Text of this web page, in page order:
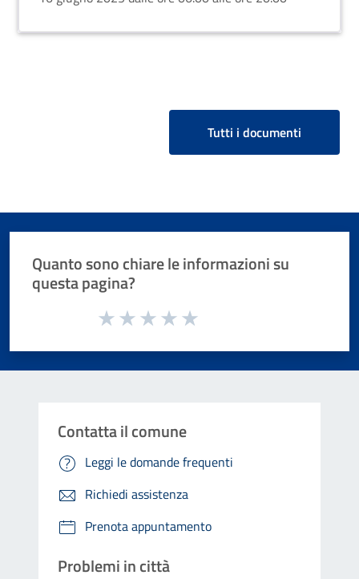
Tutti i documenti
Quanto sono chiare le informazioni su
questa pagina?
Valuta da 1 a 5 stelle la pagina
Contatta il comune
Leggi le domande frequenti
Richiedi assistenza
Prenota appuntamento
Problemi in città